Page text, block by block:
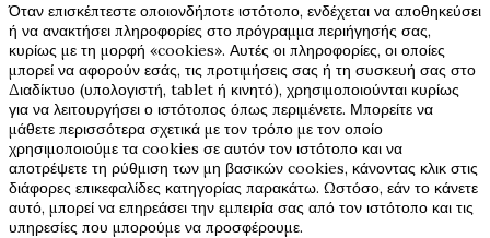
Όταν επισκέπτεστε οποιονδήποτε ιστότοπο, ενδέχεται να αποθηκεύσει
ή να ανακτήσει πληροφορίες στο πρόγραμμα περιήγησής σας,
κυρίως με τη μορφή «cookies». Αυτές οι πληροφορίες, οι οποίες
μπορεί να αφορούν εσάς, τις προτιμήσεις σας ή τη συσκευή σας στο
Διαδίκτυο (υπολογιστή, tablet ή κινητό), χρησιμοποιούνται κυρίως
για να λειτουργήσει ο ιστότοπος όπως περιμένετε. Μπορείτε να
μάθετε περισσότερα σχετικά με τον τρόπο με τον οποίο
χρησιμοποιούμε τα cookies σε αυτόν τον ιστότοπο και να
αποτρέψετε τη ρύθμιση των μη βασικών cookies, κάνοντας κλικ στις
διάφορες επικεφαλίδες κατηγορίας παρακάτω. Ωστόσο, εάν το κάνετε
αυτό, μπορεί να επηρεάσει την εμπειρία σας από τον ιστότοπο και τις
υπηρεσίες που μπορούμε να προσφέρουμε.